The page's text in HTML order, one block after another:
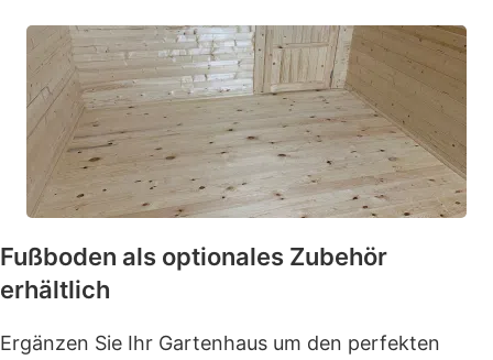
Fußboden als optionales Zubehör
erhältlich
Ergänzen Sie Ihr Gartenhaus um den perfekten